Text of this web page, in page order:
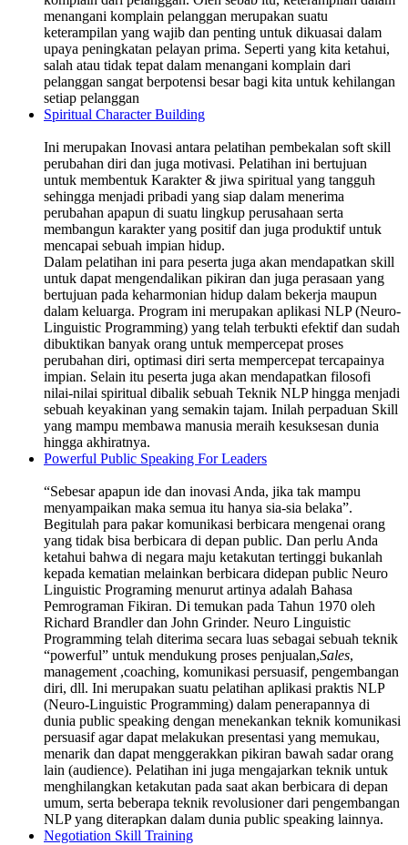
menangani komplain pelanggan merupakan suatu
keterampilan yang wajib dan penting untuk dikuasai dalam
upaya peningkatan pelayan prima. Seperti yang kita ketahui,
salah atau tidak tepat dalam menangani komplain dari
pelanggan sangat berpotensi besar bagi kita untuk kehilangan
setiap pelanggan
Spiritual Character Building
Ini merupakan Inovasi antara pelatihan pembekalan soft skill
perubahan diri dan juga motivasi. Pelatihan ini bertujuan
untuk membentuk Karakter & jiwa spiritual yang tangguh
sehingga menjadi pribadi yang siap dalam menerima
perubahan apapun di suatu lingkup perusahaan serta
membangun karakter yang positif dan juga produktif untuk
mencapai sebuah impian hidup.
Dalam pelatihan ini para peserta juga akan mendapatkan skill
untuk dapat mengendalikan pikiran dan juga perasaan yang
bertujuan pada keharmonian hidup dalam bekerja maupun
dalam keluarga. Program ini merupakan aplikasi NLP (Neuro-
Linguistic Programming) yang telah terbukti efektif dan sudah
dibuktikan banyak orang untuk mempercepat proses
perubahan diri, optimasi diri serta mempercepat tercapainya
impian. Selain itu peserta juga akan mendapatkan filosofi
nilai-nilai spiritual dibalik sebuah Teknik NLP hingga menjadi
sebuah keyakinan yang semakin tajam. Inilah perpaduan Skill
yang mampu membawa manusia meraih kesuksesan dunia
hingga akhiratnya.
Powerful Public Speaking For Leaders
“Sebesar apapun ide dan inovasi Anda, jika tak mampu
menyampaikan maka semua itu hanya sia-sia belaka”.
Begitulah para pakar komunikasi berbicara mengenai orang
yang tidak bisa berbicara di depan public. Dan perlu Anda
ketahui bahwa di negara maju ketakutan tertinggi bukanlah
kepada kematian melainkan berbicara didepan public Neuro
Linguistic Programing menurut artinya adalah Bahasa
Pemrograman Fikiran. Di temukan pada Tahun 1970 oleh
Richard Brandler dan John Grinder. Neuro Linguistic
Programming telah diterima secara luas sebagai sebuah teknik
“powerful” untuk mendukung proses penjualan,Sales,
management ,coaching, komunikasi persuasif, pengembangan
diri, dll. Ini merupakan suatu pelatihan aplikasi praktis NLP
(Neuro-Linguistic Programming) dalam penerapannya di
dunia public speaking dengan menekankan teknik komunikasi
persuasif agar dapat melakukan presentasi yang memukau,
menarik dan dapat menggerakkan pikiran bawah sadar orang
lain (audience). Pelatihan ini juga mengajarkan teknik untuk
menghilangkan ketakutan pada saat akan berbicara di depan
umum, serta beberapa teknik revolusioner dari pengembangan
NLP yang diterapkan dalam dunia public speaking lainnya.
Negotiation Skill Training